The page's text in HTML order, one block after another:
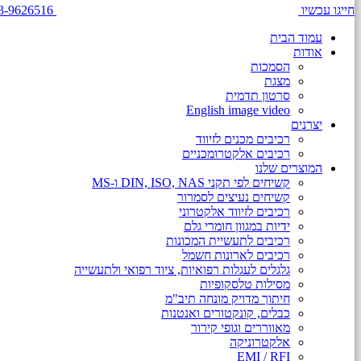
חייגו עכשיו
9626516
עמוד הבית
אודות
הסמכות
מצגת
סרטון תדמית
English image video
יצרנים
רכיבים מכנים לזיווד
רכיבים אלקטרומכניים
המוצרים שלנו
קשיחים לפי תקני DIN, ISO, NAS ו-MS
קשיחים נעיצים לסמרור
רכיבים לזיווד אלקטרוני
ידיות במגוון חומרי גלם
רכיבים לתעשיית המכונות
רכיבים לארונות חשמל
גלגלים לעגלות רפואיות, ציוד רפואי ולתעשייה
מסילות טלסקופיות
חיתוך מדויק מונחה תיב"מ
כבלים, קונקטורים ואנטנות
מאווררים וגופי קירור
אלקטרוניקה
EMI / RFI